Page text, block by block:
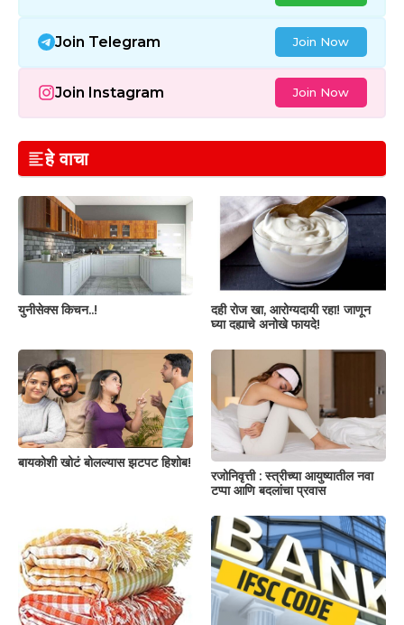
Join Telegram Join Now
Join Instagram Join Now
हे वाचा
युनीसेक्स किचन..!
दही रोज खा, आरोग्यदायी रहा! जाणून
घ्या दह्याचे अनोखे फायदे!
बायकोशी खोटं बोलल्यास झटपट हिशोब!
रजोनिवृत्ती : स्त्रीच्या आयुष्यातील नवा
टप्पा आणि बदलांचा प्रवास